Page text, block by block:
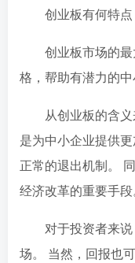
创业板有何特点
创业板市场的
格，帮助有潜力的中
从创业板的含
是为中小企业提供
正常的退出机制。
经济改革的重要手段
对于投资者来
场。 当然，回报也可